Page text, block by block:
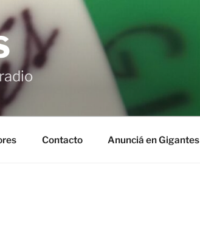
Contacto Anunciá en Gigantes